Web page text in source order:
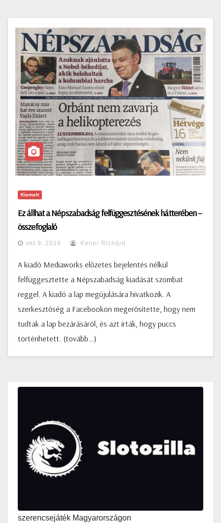
Kiemelt
Ez állhat a Népszabadság felfüggesztésének hátterében –
összefoglaló
okt 9, 2016 Keller Richárd
A kiadó Mediaworks előzetes bejelentés nélkül
felfüggesztette a Népszabadság kiadását szombat
reggel. A kiadó a lap megújulására hivatkozik. A
szerkesztőség a Facebookon megerősítette, hogy nem
tudtak a lap bezárásáról, és azt írták, hogy puccs
történhetett. (tovább…)
szerencsejáték Magyarországon